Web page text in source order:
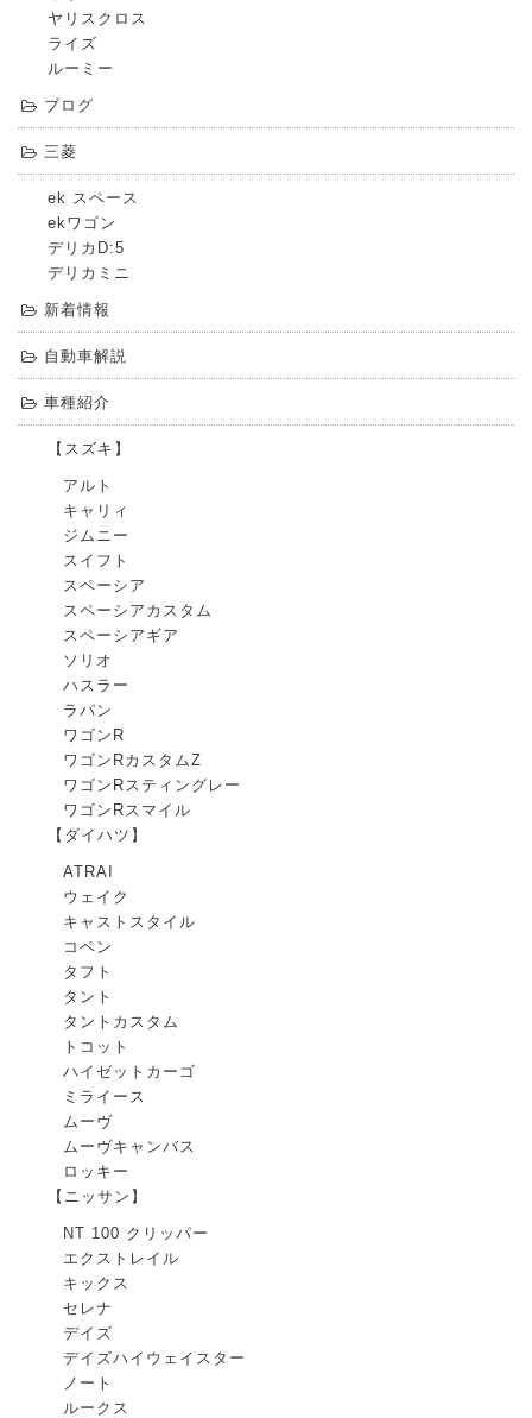
ヤリスクロス
ライズ
ルーミー
ブログ
三菱
ek スペース
ekワゴン
デリカD:5
デリカミニ
新着情報
自動車解説
車種紹介
【スズキ】
アルト
キャリィ
ジムニー
スイフト
スペーシア
スペーシアカスタム
スペーシアギア
ソリオ
ハスラー
ラパン
ワゴンR
ワゴンRカスタムZ
ワゴンRスティングレー
ワゴンRスマイル
【ダイハツ】
ATRAI
ウェイク
キャストスタイル
コペン
タフト
タント
タントカスタム
トコット
ハイゼットカーゴ
ミライース
ムーヴ
ムーヴキャンバス
ロッキー
【ニッサン】
NT 100 クリッパー
エクストレイル
キックス
セレナ
デイズ
デイズハイウェイスター
ノート
ルークス